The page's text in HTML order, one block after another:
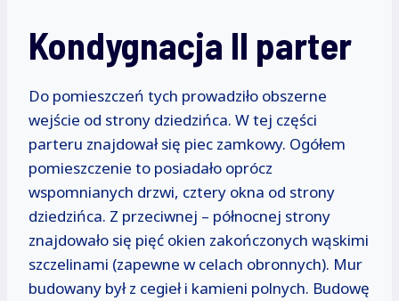
Kondygnacja II parter
Do pomieszczeń tych prowadziło obszerne
wejście od strony dziedzińca. W tej części
parteru znajdował się piec zamkowy. Ogółem
pomieszczenie to posiadało oprócz
wspomnianych drzwi, cztery okna od strony
dziedzińca. Z przeciwnej – północnej strony
znajdowało się pięć okien zakończonych wąskimi
szczelinami (zapewne w celach obronnych). Mur
budowany był z cegieł i kamieni polnych. Budowę